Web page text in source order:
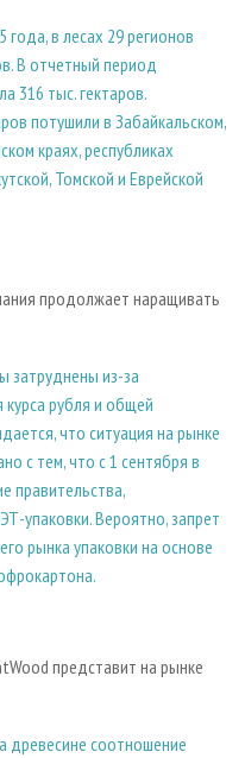
в лесах 29 регионов
В отчетный период
316 тыс. гектаров.
потушили в Забайкальском,
краях, республиках
Томской и Еврейской
продолжает наращивать
затруднены из-за
рубля и общей
что ситуация на рынке
с тем, что с 1 сентября в
правительства,
упаковки. Вероятно, запрет
рынка упаковки на основе
представит на рынке
древесине соотношение